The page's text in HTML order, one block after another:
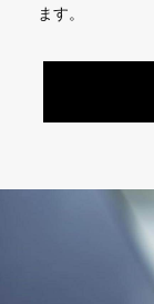
ます。